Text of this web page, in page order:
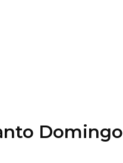
Domingo